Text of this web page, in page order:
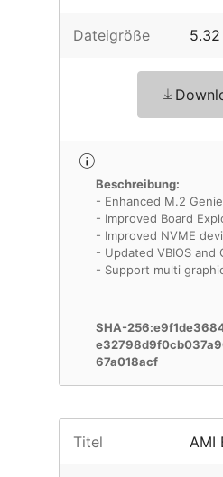
Dateigröße
Beschreibung:
- Enhanced M.2
- Improved Board
- Improved NVME
- Updated VBIOS and
- Support multi
SHA-
67a018acf
Titel AMI